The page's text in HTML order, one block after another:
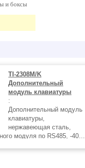
и боксы
TI-2308M/K
Дополнительный
модуль клавиатуры
:
Дополнительный модуль
клавиатуры,
нержавеющая сталь,
модуля по RS485, -40…